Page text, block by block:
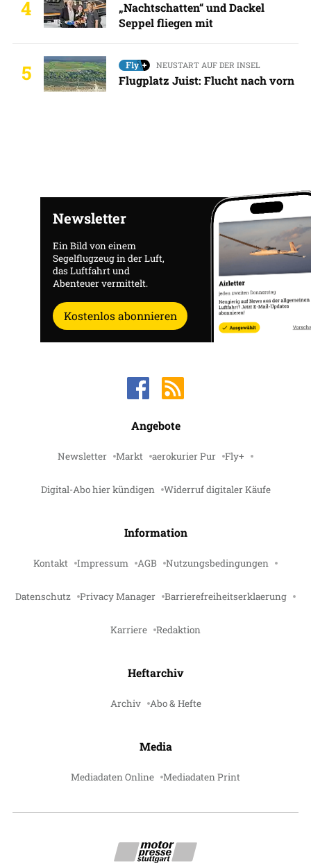
4
„Nachtschatten“ und Dackel
Seppel fliegen mit
5 NEUSTART AUF DER INSEL
Flugplatz Juist: Flucht nach vorn
Newsletter
Ein Bild von einem
Segelflugzeug in der Luft,
das Luftfahrt und
Abenteuer vermittelt.
Kostenlos abonnieren
Angebote
Newsletter Markt aerokurier Pur Fly+
Digital-Abo hier kündigen Widerruf digitaler Käufe
Information
Kontakt Impressum AGB Nutzungsbedingungen
Datenschutz Privacy Manager Barrierefreiheitserklaerung
Karriere Redaktion
Heftarchiv
Archiv Abo & Hefte
Media
Mediadaten Online Mediadaten Print